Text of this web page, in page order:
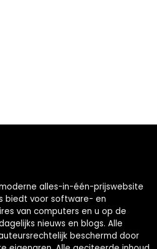
alles-in-één-prijswebsite
biedt voor software- en
van computers en u op de
nieuws en blogs. Alle
beschermd door